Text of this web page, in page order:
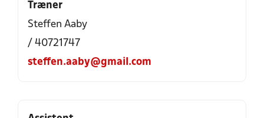
Træner
Steffen Aaby
/ 40721747
steffen.aaby@gmail.com